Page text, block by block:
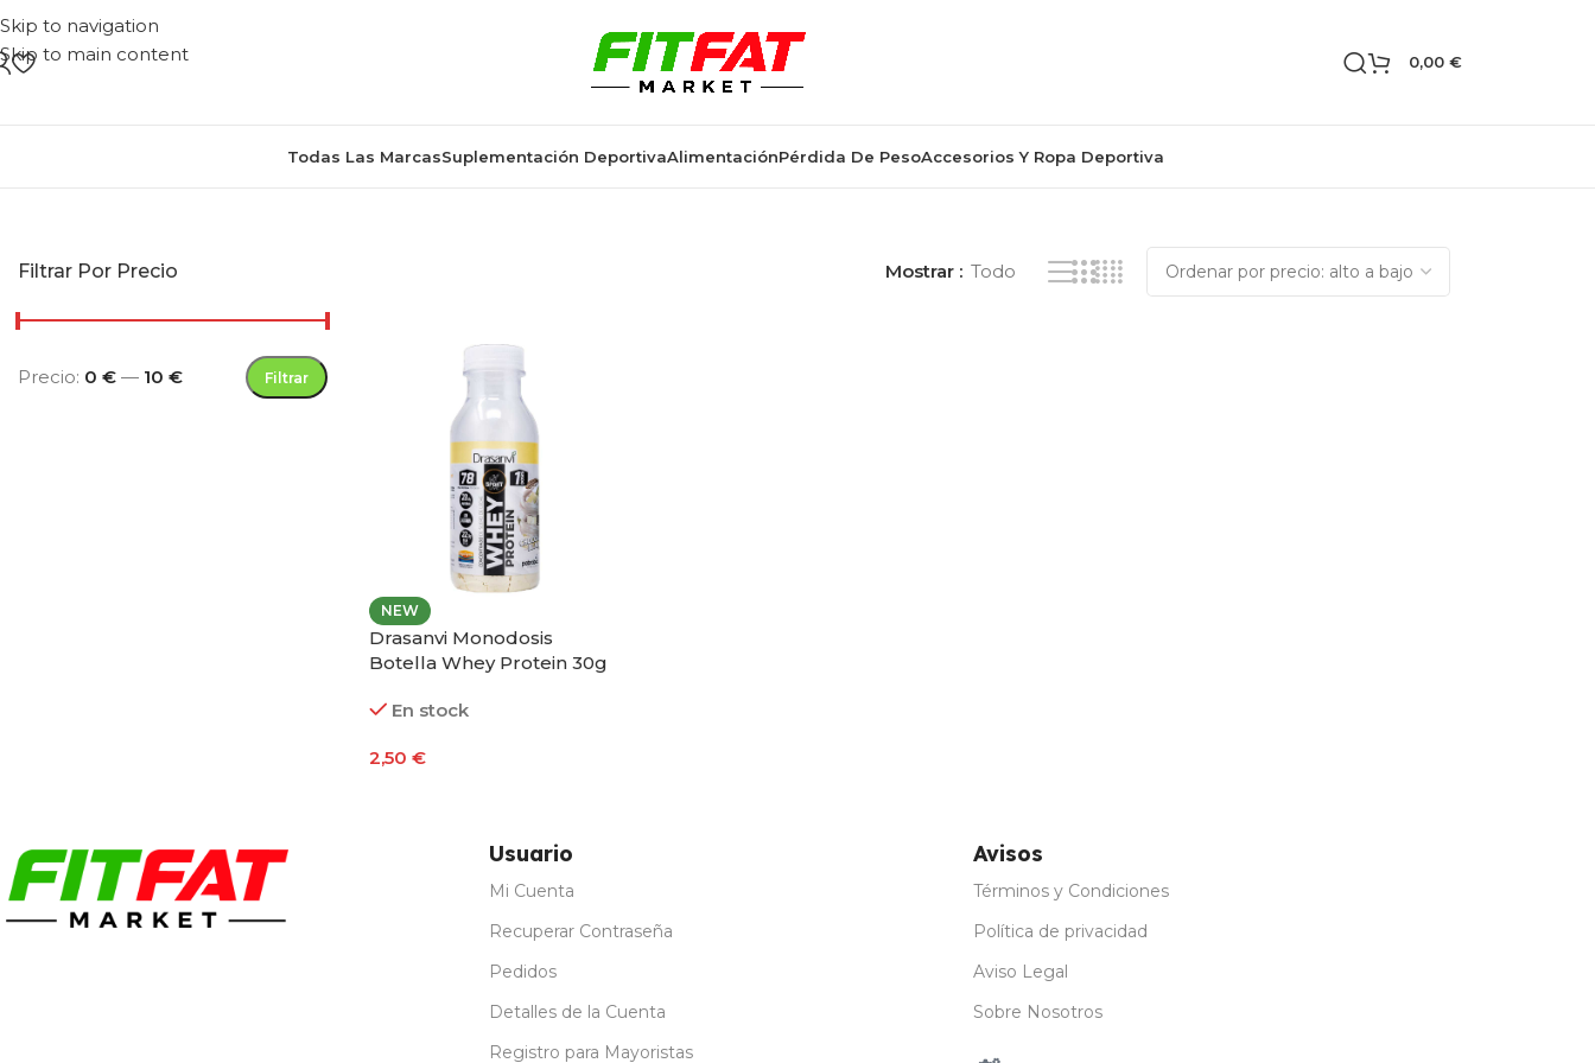
Skip to navigation
Skip to main content
0,00 €
Todas Las MarcasSuplementación DeportivaAlimentaciónPérdida De PesoAccesorios Y Ropa Deportiva
Filtrar Por Precio
Filtrar
Precio: 0 € — 10 €
Mostrar Todo
NEW
Drasanvi Monodosis
Botella Whey Protein 30g
En stock
2,50 €
Usuario
Mi Cuenta
Recuperar Contraseña
Pedidos
Detalles de la Cuenta
Registro para Mayoristas
Avisos
Términos y Condiciones
Política de privacidad
Aviso Legal
Sobre Nosotros